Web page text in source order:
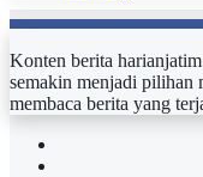
Konten berita
semakin menjadi pilihan
membaca berita yang